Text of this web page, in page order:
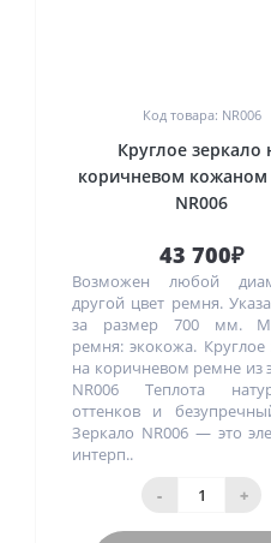
Код товара: NR006
Круглое зеркало
коричневом
NR006
43 700₽
Возможен любой
другой цвет ремня.
за размер 700 мм.
ремня: экокожа. Круглое
на коричневом ремне из
NR006 Теплота
оттенков и
Зеркало NR006 — это
интерп..
-
+